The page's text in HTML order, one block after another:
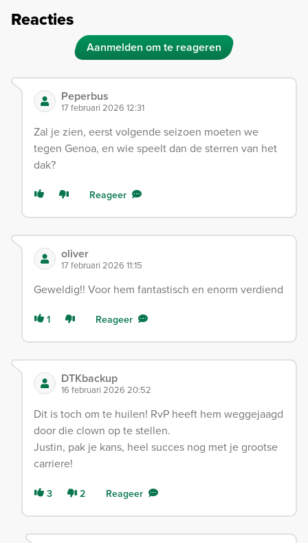
Reacties
Aanmelden om te reageren
Peperbus
17 februari 2026 12:31
Zal je zien, eerst volgende seizoen moeten we
tegen Genoa, en wie speelt dan de sterren van het
dak?
Reageer
oliver
17 februari 2026 11:15
Geweldig!! Voor hem fantastisch en enorm verdiend
1 Reageer
DTKbackup
16 februari 2026 20:52
Dit is toch om te huilen! RvP heeft hem weggejaagd
door die clown op te stellen.
Justin, pak je kans, heel succes nog met je grootse
carriere!
3 2 Reageer